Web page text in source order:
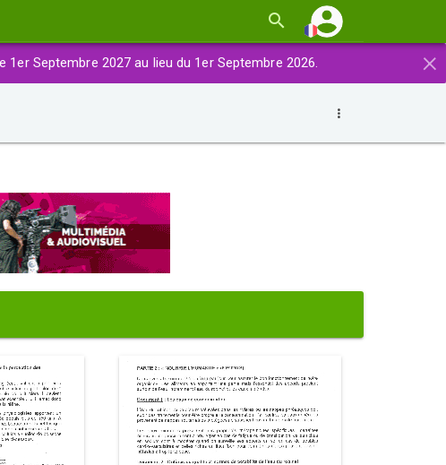
×
Septembre 2027 au lieu du 1er Septembre 2026.